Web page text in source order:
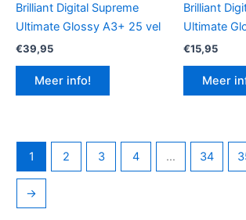
Brilliant Digital Supreme
Ultimate Glossy A3+ 25 vel
€39,95
Meer info!
Brilliant
Ultimate
€15,95
Meer
1 2 3 4 … 34
→